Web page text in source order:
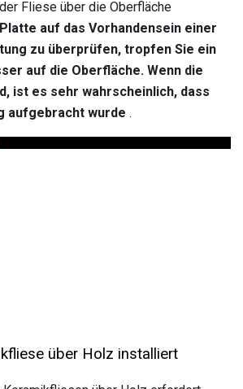
Fliese über die Oberfläche
auf das Vorhandensein einer
zu überprüfen, tropfen Sie ein
auf die Oberfläche. Wenn die
ist es sehr wahrscheinlich, dass
aufgebracht wurde .
über Holz installiert